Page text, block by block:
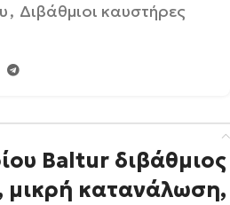
, Διβάθμιοι καυστήρες
Baltur διβάθμιος
μικρή κατανάλωση,